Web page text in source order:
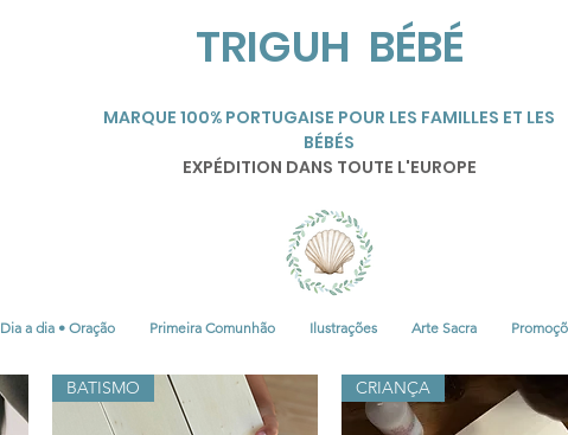
TRIGUH BÉBÉ
MARQUE 100% PORTUGAISE POUR LES FAMILLES ET LES
BÉBÉS
EXPÉDITION DANS TOUTE L'EUROPE
Dia a dia • Oração Primeira Comunhão Ilustrações Arte Sacra
BATISMO CRIANÇA